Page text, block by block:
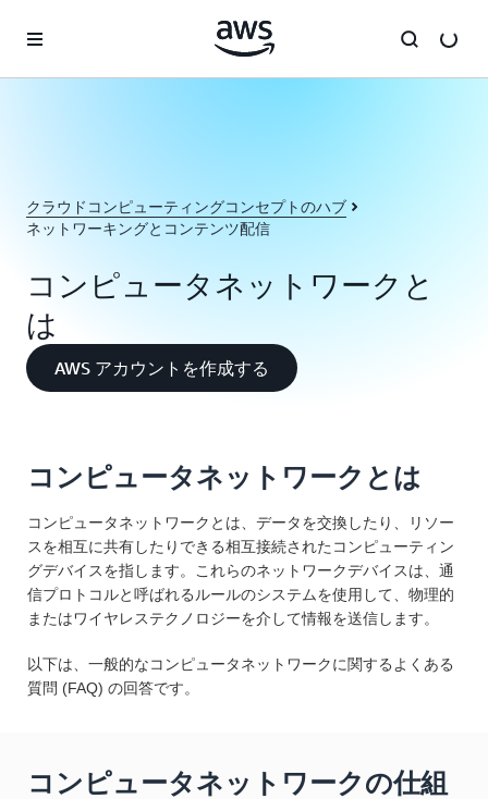
クラウドコンピューティングコンセプトのハブ
ネットワーキングとコンテンツ配信
コンピュータネットワークと
は
AWS アカウントを作成する
コンピュータネットワークとは
コンピュータネットワークとは、データを交換したり、リソー
スを相互に共有したりできる相互接続されたコンピューティン
グデバイスを指します。これらのネットワークデバイスは、通
信プロトコルと呼ばれるルールのシステムを使用して、物理的
またはワイヤレステクノロジーを介して情報を送信します。
以下は、一般的なコンピュータネットワークに関するよくある
質問 (FAQ) の回答です。
コンピュータネットワークの仕組